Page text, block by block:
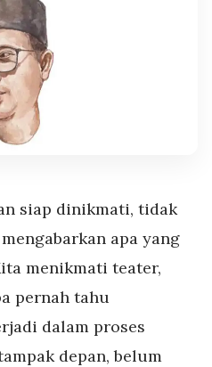
siap dinikmati, tidak
apa yang
menikmati teater,
pernah tahu
dalam proses
depan, belum